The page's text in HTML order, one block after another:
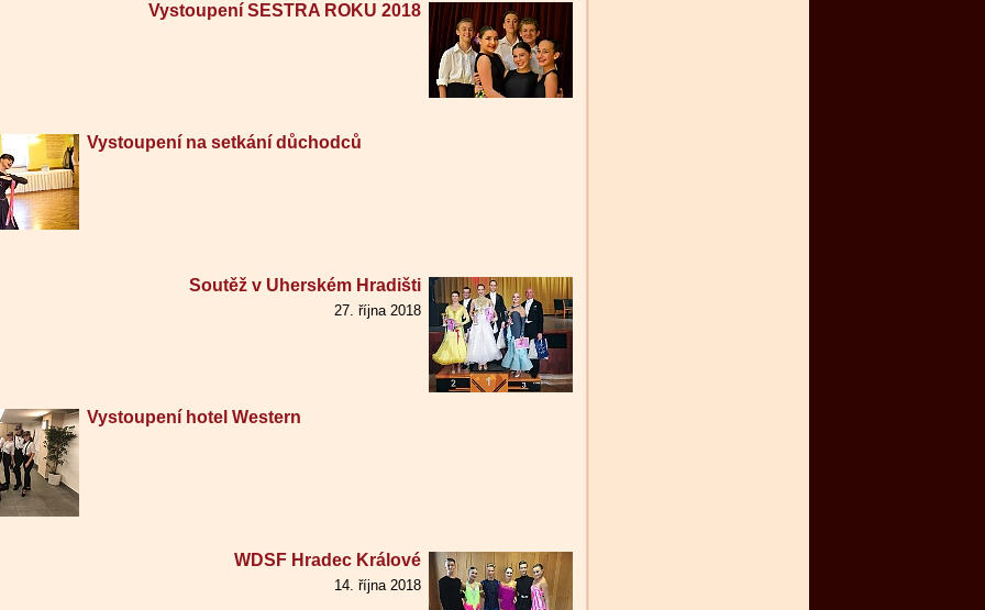
Vystoupení SESTRA ROKU 2018
Vystoupení na setkání důchodců
Soutěž v Uherském Hradišti
27. října 2018
Vystoupení hotel Western
WDSF Hradec Králové
14. října 2018